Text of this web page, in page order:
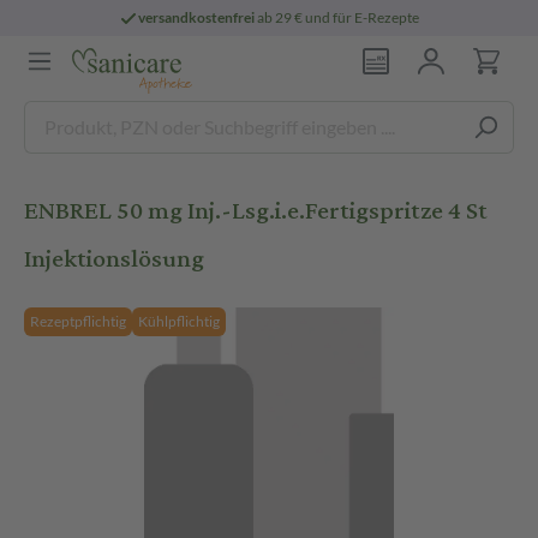
versandkostenfreiab 29 € und für E-Rezepte
ENBREL 50 mg Inj.-Lsg.i.e.Fertigspritze 4 St
Injektionslösung
Rezeptpflichtig Kühlpflichtig